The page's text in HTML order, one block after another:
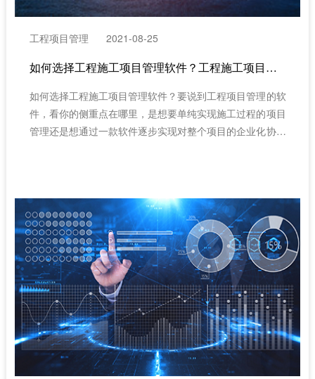
工程项目管理 2021-08-25
如何选择工程施工项目管理软件？工程施工项目管理软件的一般职能有哪些
​如何选择工程施工项目管理软件？要说到工程项目管理的软
件，看你的侧重点在哪里，是想要单纯实现施工过程的项目
管理还是想通过一款软件逐步实现对整个项目的企业化协作